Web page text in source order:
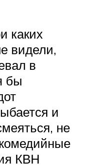
каких
видели,
в
бы
и
не
КВН